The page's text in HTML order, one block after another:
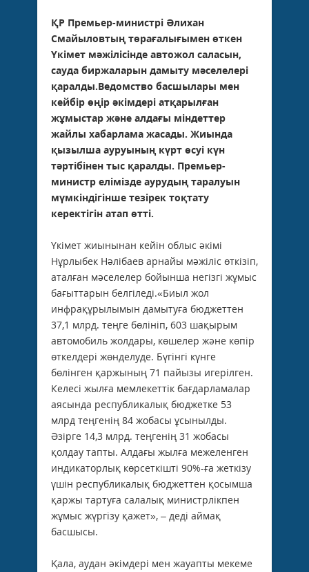
ҚР Премьер-министрі Әлихан
Смайыловтың төрағалығымен өткен
Үкімет мәжілісінде автожол саласын,
сауда биржаларын дамыту мәселелері
қаралды.Ведомство басшылары мен
кейбір өңір әкімдері атқарылған
жұмыстар және алдағы міндеттер
жайлы хабарлама жасады. Жиында
қызылша ауруының күрт өсуі күн
тәртібінен тыс қаралды. Премьер-
министр елімізде аурудың таралуын
мүмкіндігінше тезірек тоқтату
керектігін атап өтті.
Үкімет жиынынан кейін облыс әкімі
Нұрлыбек Нәлібаев арнайы мәжіліс өткізіп,
аталған мәселелер бойынша негізгі жұмыс
бағыттарын белгіледі.«Биыл жол
инфрақұрылымын дамытуға бюджеттен
37,1 млрд. теңге бөлініп, 603 шақырым
автомобиль жолдары, көшелер және көпір
өткелдері жөнделуде. Бүгінгі күнге
бөлінген қаржының 71 пайызы игерілген.
Келесі жылға мемлекеттік бағдарламалар
аясында республикалық бюджетке 53
млрд теңгенің 84 жобасы ұсынылды.
Әзірге 14,3 млрд. теңгенің 31 жобасы
қолдау тапты. Алдағы жылға межеленген
индикаторлық көрсеткішті 90%-ға жеткізу
үшін республикалық бюджеттен қосымша
қаржы тартуға салалық министрлікпен
жұмыс жүргізу қажет», – деді аймақ
басшысы.
Қала, аудан әкімдері мен жауапты мекеме